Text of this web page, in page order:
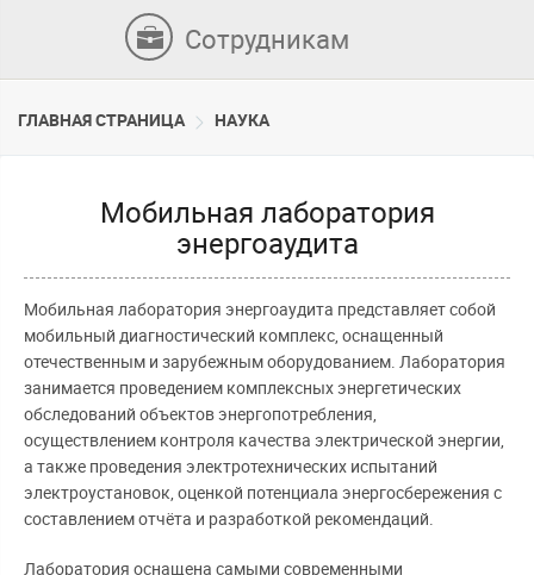
Сотрудникам
ГЛАВНАЯ СТРАНИЦА НАУКА
Мобильная лаборатория
энергоаудита
Мобильная лаборатория энергоаудита представляет собой
мобильный диагностический комплекс, оснащенный
отечественным и зарубежным оборудованием. Лаборатория
занимается проведением комплексных энергетических
обследований объектов энергопотребления,
осуществлением контроля качества электрической энергии,
а также проведения электротехнических испытаний
электроустановок, оценкой потенциала энергосбережения с
составлением отчёта и разработкой рекомендаций.
Лаборатория оснащена самыми современными